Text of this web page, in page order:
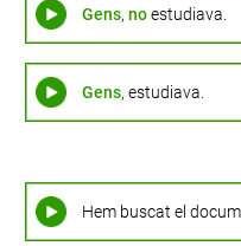
Gens,noestudiava.
Gens, estudiava.
Hem buscat el